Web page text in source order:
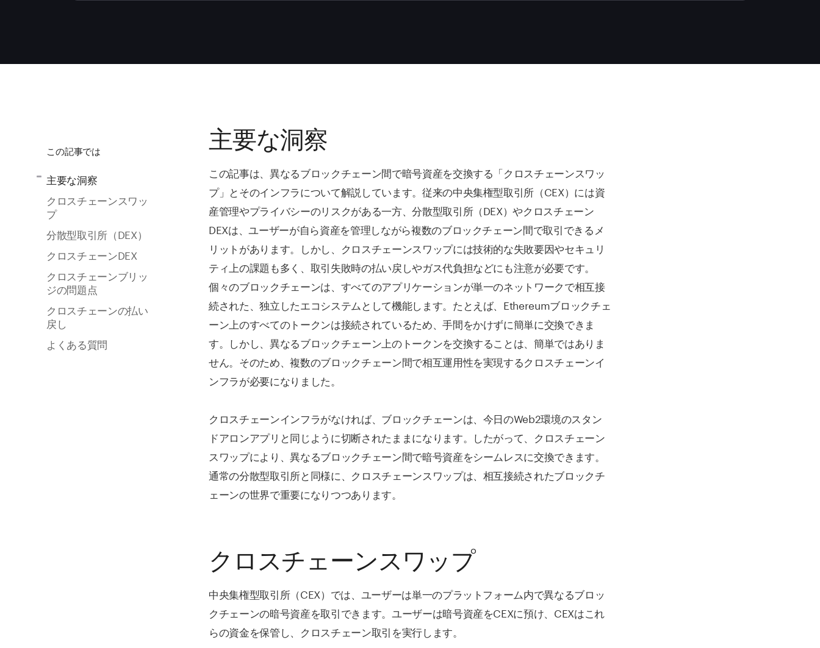
この記事では
主要な洞察
クロスチェーンスワッ
プ
分散型取引所（DEX）
クロスチェーンDEX
クロスチェーンブリッ
ジの問題点
クロスチェーンの払い
戻し
よくある質問
主要な洞察
この記事は、異なるブロックチェーン間で暗号資産を交換する「クロスチェーンスワッ
プ」とそのインフラについて解説しています。従来の中央集権型取引所（CEX）には資
産管理やプライバシーのリスクがある一方、分散型取引所（DEX）やクロスチェーン
DEXは、ユーザーが自ら資産を管理しながら複数のブロックチェーン間で取引できるメ
リットがあります。しかし、クロスチェーンスワップには技術的な失敗要因やセキュリ
ティ上の課題も多く、取引失敗時の払い戻しやガス代負担などにも注意が必要です。
個々のブロックチェーンは、すべてのアプリケーションが単一のネットワークで相互接
続された、独立したエコシステムとして機能します。たとえば、Ethereumブロックチェ
ーン上のすべてのトークンは接続されているため、手間をかけずに簡単に交換できま
す。しかし、異なるブロックチェーン上のトークンを交換することは、簡単ではありま
せん。そのため、複数のブロックチェーン間で相互運用性を実現するクロスチェーンイ
ンフラが必要になりました。
クロスチェーンインフラがなければ、ブロックチェーンは、今日のWeb2環境のスタン
ドアロンアプリと同じように切断されたままになります。したがって、クロスチェーン
スワップにより、異なるブロックチェーン間で暗号資産をシームレスに交換できます。
通常の分散型取引所と同様に、クロスチェーンスワップは、相互接続されたブロックチ
ェーンの世界で重要になりつつあります。
クロスチェーンスワップ
中央集権型取引所（CEX）では、ユーザーは単一のプラットフォーム内で異なるブロッ
クチェーンの暗号資産を取引できます。ユーザーは暗号資産をCEXに預け、CEXはこれ
らの資金を保管し、クロスチェーン取引を実行します。